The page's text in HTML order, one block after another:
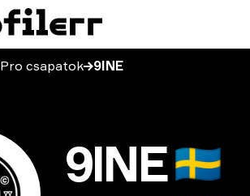
Pro csapatok 9INE
9INE 🇸🇪